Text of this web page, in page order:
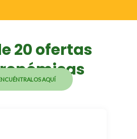
20 ofertas
AQUÍ